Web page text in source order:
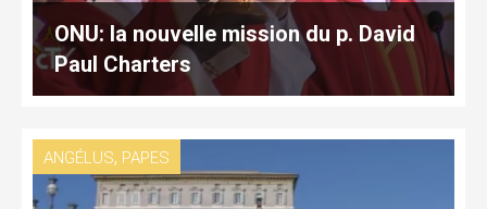
ONU: la nouvelle mission du p. David
Paul Charters
ANGÉLUS, PAPES